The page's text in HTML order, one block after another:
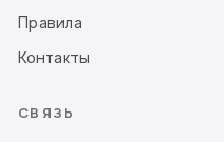
Правила
Контакты
СВЯЗЬ